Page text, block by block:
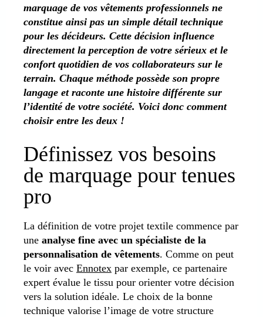
marquage de vos vêtements professionnels ne
constitue ainsi pas un simple détail technique
pour les décideurs. Cette décision influence
directement la perception de votre sérieux et le
confort quotidien de vos collaborateurs sur le
terrain. Chaque méthode possède son propre
langage et raconte une histoire différente sur
l’identité de votre société. Voici donc comment
choisir entre les deux !
Définissez vos besoins
de marquage pour tenues
pro
La définition de votre projet textile commence par
une analyse fine avec un spécialiste de la
personnalisation de vêtements. Comme on peut
le voir avec Ennotex par exemple, ce partenaire
expert évalue le tissu pour orienter votre décision
vers la solution idéale. Le choix de la bonne
technique valorise l’image de votre structure